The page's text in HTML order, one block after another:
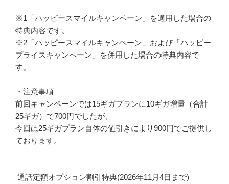
※1「ハッピースマイルキャンペーン」を適用した場合の
特典内容です。
※2「ハッピースマイルキャンペーン」および「ハッピー
プライスキャンペーン」を併用した場合の特典内容で
す。
・注意事項
前回キャンペーンでは15ギガプランに10ギガ増量（合計
25ギガ）で700円でしたが、
今回は25ギガプラン自体の値引きにより900円でご提供し
ております。
通話定額オプション割引特典(2026年11月4日まで)